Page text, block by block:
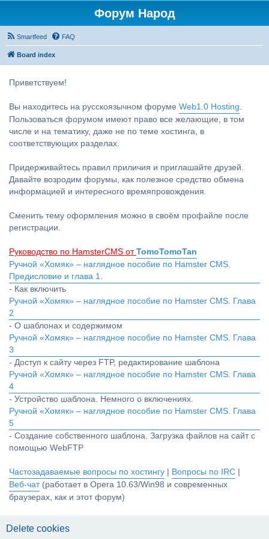
Форум Народ
Smartfeed FAQ
Board index
Приветствуем!
Вы находитесь на русскоязычном форуме Web1.0 Hosting.
Пользоваться форумом имеют право все желающие, в том
числе и на тематику, даже не по теме хостинга, в
соответствующих разделах.
Придерживайтесь правил приличия и приглашайте друзей.
Давайте возродим форумы, как полезное средство обмена
информацией и интересного времяпровождения.
Сменить тему оформления можно в своём профайле после
регистрации.
Руководство по HamsterCMS от TomoTomoTan
Ручной «Хомяк» – наглядное пособие по Hamster CMS.
Предисловие и глава 1.
- Как включить
Ручной «Хомяк» – наглядное пособие по Hamster CMS. Глава
2
- О шаблонах и содержимом
Ручной «Хомяк» – наглядное пособие по Hamster CMS. Глава
3
- Доступ к сайту через FTP, редактирование шаблона
Ручной «Хомяк» – наглядное пособие по Hamster CMS. Глава
4
- Устройство шаблона. Немного о включениях.
Ручной «Хомяк» – наглядное пособие по Hamster CMS. Глава
5
- Создание собственного шаблона. Загрузка файлов на сайт с
помощью WebFTP
Частозадаваемые вопросы по хостингу Вопросы по IRC
Веб-чат(работает в Opera 10.63/Win98 и современных
браузерах, как и этот форум)
Delete cookies